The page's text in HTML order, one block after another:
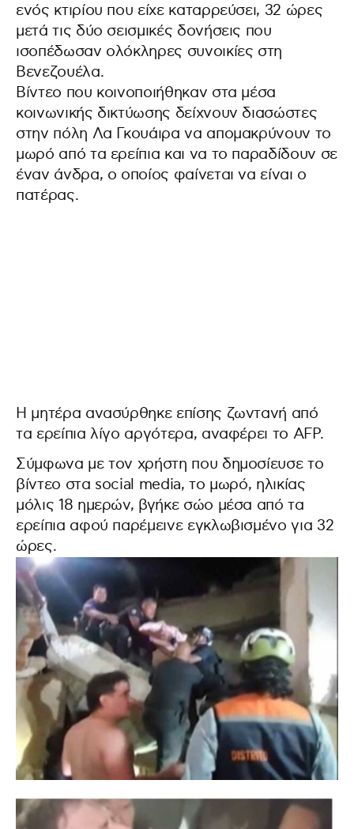
ενός κτιρίου που είχε καταρρεύσει, 32 ώρες
μετά τις δύο σεισμικές δονήσεις που
ισοπέδωσαν ολόκληρες συνοικίες στη
Βενεζουέλα.
Βίντεο που κοινοποιήθηκαν στα μέσα
κοινωνικής δικτύωσης δείχνουν διασώστες
στην πόλη Λα Γκουάιρα να απομακρύνουν το
μωρό από τα ερείπια και να το παραδίδουν σε
έναν άνδρα, ο οποίος φαίνεται να είναι ο
πατέρας.
Η μητέρα ανασύρθηκε επίσης ζωντανή από
τα ερείπια λίγο αργότερα, αναφέρει το AFP.
Σύμφωνα με τον χρήστη που δημοσίευσε το
βίντεο στα social media, το μωρό, ηλικίας
μόλις 18 ημερών, βγήκε σώο μέσα από τα
ερείπια αφού παρέμεινε εγκλωβισμένο για 32
ώρες.